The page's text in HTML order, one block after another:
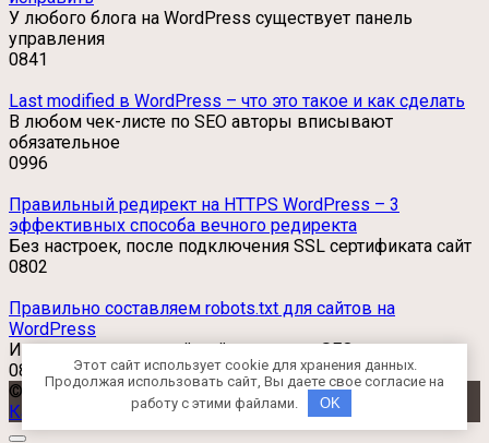
У любого блога на WordPress существует панель
управления
0841
Last modified в WordPress – что это такое и как сделать
В любом чек-листе по SEO авторы вписывают
обязательное
0996
Правильный редирект на HTTPS WordPress – 3
эффективных способа вечного редиректа
Без настроек, после подключения SSL сертификата сайт
0802
Правильно составляем robots.txt для сайтов на
WordPress
Индексация – важнейший элемент в SEO.
0824
© 2026 WPTutorials.ru
Карта сайта
Этот сайт использует cookie для хранения данных.
Продолжая использовать сайт, Вы даете свое согласие на
работу с этими файлами.
OK